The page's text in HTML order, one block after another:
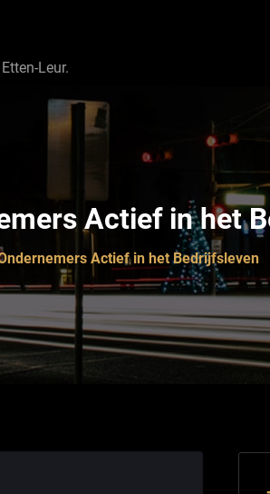
Leur.
Actief in het
Actief in het Bedrijfsleven